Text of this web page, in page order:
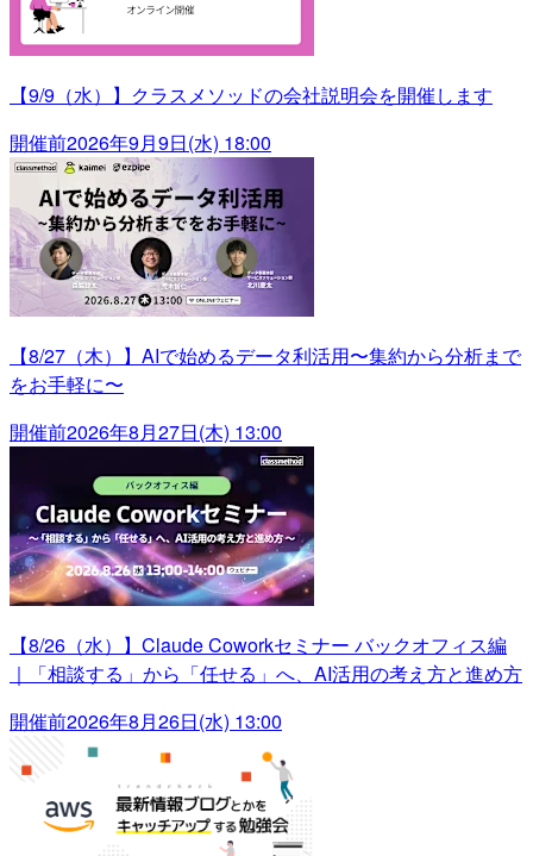
【9/9（水）】クラスメソッドの会社説明会を開催します
開催前2026年9月9日(水) 18:00
【8/27（木）】AIで始めるデータ利活用〜集約から分析まで
をお手軽に〜
開催前2026年8月27日(木) 13:00
【8/26（水）】Claude Coworkセミナー バックオフィス編
｜「相談する」から「任せる」へ、AI活用の考え方と進め方
開催前2026年8月26日(水) 13:00